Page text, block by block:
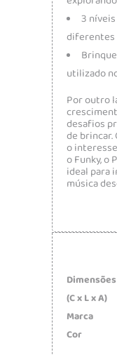
3
diferentes
utilizado
Por outro
desafios
de
o
o Funky, o
ideal para
música
Dimensões
(C x L x A)
Marca
Cor